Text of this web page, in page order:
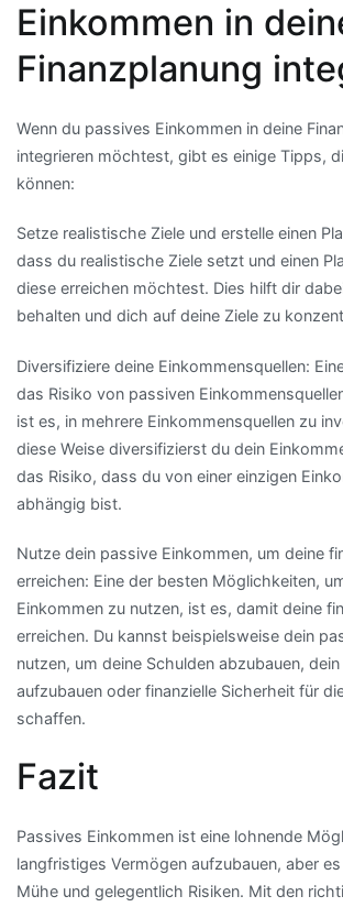
Einkommen in
Finanzplanung
Wenn du passives Einkommen in deine
integrieren möchtest, gibt es einige Tipps,
können:
Setze realistische Ziele und erstelle einen
dass du realistische Ziele setzt und einen
diese erreichen möchtest. Dies hilft dir
behalten und dich auf deine Ziele zu
Diversifiziere deine Einkommensquellen:
das Risiko von passiven
ist es, in mehrere Einkommensquellen zu
diese Weise diversifizierst du dein
das Risiko, dass du von einer einzigen
abhängig bist.
Nutze dein passive Einkommen, um deine
erreichen: Eine der besten Möglichkeiten,
Einkommen zu nutzen, ist es, damit deine
erreichen. Du kannst beispielsweise dein
nutzen, um deine Schulden abzubauen,
aufzubauen oder finanzielle Sicherheit für
schaffen.
Fazit
Passives Einkommen ist eine lohnende
langfristiges Vermögen aufzubauen, aber
Mühe und gelegentlich Risiken. Mit den